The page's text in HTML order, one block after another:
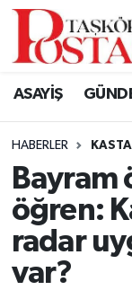
ASAYİŞ
HABERLER
Bayram
öğren:
radar
var?
Araç
Azdavay